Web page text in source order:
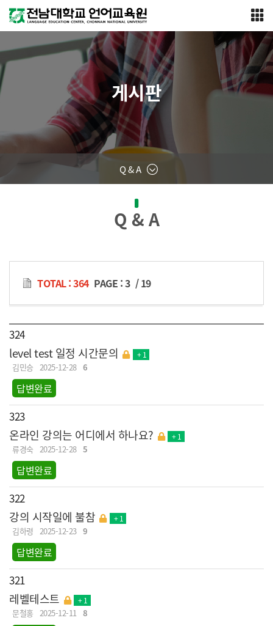
Q & A
게시판
Q & A
TOTAL : 364 PAGE :3 /19
324
level test 일정 시간문의 + 1
김민승 2025-12-28 6
답변완료
323
온라인 강의는 어디에서 하나요? + 1
류경숙 2025-12-28 5
답변완료
322
강의 시작일에 불참 + 1
김하령 2025-12-23 9
답변완료
321
레벨테스트 + 1
문철홍 2025-12-11 8